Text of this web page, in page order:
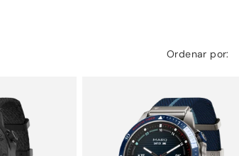
Ordenar por: